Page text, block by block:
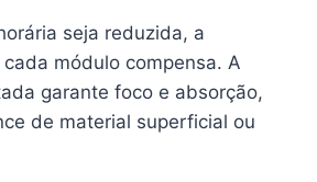
seja reduzida, a
módulo compensa. A
garante foco e absorção,
de material superficial ou